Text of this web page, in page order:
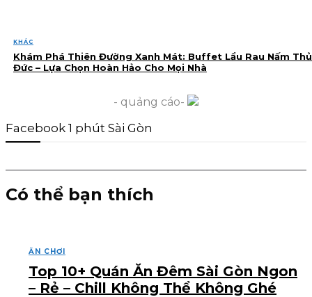
KHÁC
Khám Phá Thiên Đường Xanh Mát: Buffet Lẩu Rau Nấm Thủ
Đức – Lựa Chọn Hoàn Hảo Cho Mọi Nhà
- quảng cáo-
Facebook 1 phút Sài Gòn
Có thể bạn thích
ĂN CHƠI
Top 10+ Quán Ăn Đêm Sài Gòn Ngon
– Rẻ – Chill Không Thể Không Ghé